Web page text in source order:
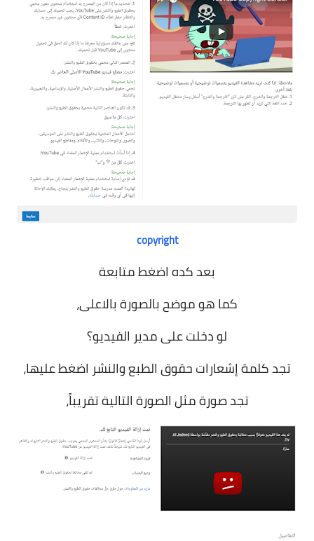
copyright
بعد كده اضغط متابعة
كما هو موضح بالصورة بالاعلى،
لو دخلت على مدير الفيديو؟
تجد كلمة إشعارات حقوق الطبع والنشر اضغط عليها،
تجد صورة مثل الصورة التالية تقريباً،